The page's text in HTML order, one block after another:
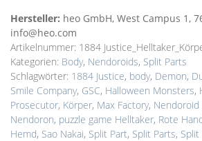
Hersteller: heo GmbH, West Campus 1,
info@heo.com
Artikelnummer: 1884
Kategorien: Body, Nendoroids, Split Parts
Schlagwörter: 1884 Justice, body, Demon,
Smile Company, GSC, Halloween Monsters,
Prosecutor, Körper, Max Factory, Nendoroid
Nendoron, puzzle game Helltaker, Rote
Hemd, Sao Nakai, Split Part, Split Parts, Split